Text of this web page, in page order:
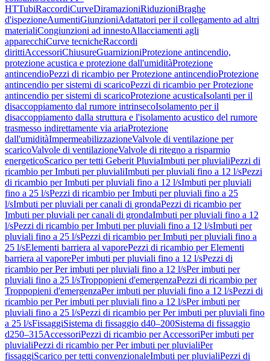
HTTubiRaccordiCurveDiramazioniRiduzioniBraghe
d'ispezioneAumentiGiunzioniAdattatori per il collegamento ad altri
materialiCongiunzioni ad innestoAllacciamenti agli
apparecchiCurve tecnicheRaccordi
dirittiAccessoriChiusureGuarnizioniProtezione antincendio,
protezione acustica e protezione dall'umiditàProtezione
antincendioPezzi di ricambio per Protezione antincendioProtezione
antincendio per sistemi di scaricoPezzi di ricambio per Protezione
antincendio per sistemi di scaricoProtezione acusticaIsolanti per il
disaccoppiamento dal rumore intrinsecoIsolamento per il
disaccoppiamento dalla struttura e l'isolamento acustico del rumore
trasmesso indirettamente via ariaProtezione
dall'umiditàImpermeabilizzazioneValvole di ventilazione per
scaricoValvole di ventilazioneValvole di ritegno a risparmio
energeticoScarico per tetti Geberit PluviaImbuti per pluvialiPezzi di
ricambio per Imbuti per pluvialiImbuti per pluviali fino a 12 l/sPezzi
di ricambio per Imbuti per pluviali fino a 12 l/sImbuti per pluviali
fino a 25 l/sPezzi di ricambio per Imbuti per pluviali fino a 25
l/sImbuti per pluviali per canali di grondaPezzi di ricambio per
Imbuti per pluviali per canali di grondaImbuti per pluviali fino a 12
l/sPezzi di ricambio per Imbuti per pluviali fino a 12 l/sImbuti per
pluviali fino a 25 l/sPezzi di ricambio per Imbuti per pluviali fino a
25 l/sElementi barriera al vaporePezzi di ricambio per Elementi
barriera al vaporePer imbuti per pluviali fino a 12 l/sPezzi di
ricambio per Per imbuti per pluviali fino a 12 l/sPer imbuti per
pluviali fino a 25 l/sTroppopieni d'emergenzaPezzi di ricambio per
Troppopieni d'emergenzaPer imbuti per pluviali fino a 12 l/sPezzi di
ricambio per Per imbuti per pluviali fino a 12 l/sPer imbuti per
pluviali fino a 25 l/sPezzi di ricambio per Per imbuti per pluviali fino
a 25 l/sFissaggiSistema di fissaggio d40–200Sistema di fissaggio
d250–315AccessoriPezzi di ricambio per AccessoriPer imbuti per
pluvialiPezzi di ricambio per Per imbuti per pluvialiPer
fissaggiScarico per tetti convenzionaleImbuti per pluvialiPezzi di